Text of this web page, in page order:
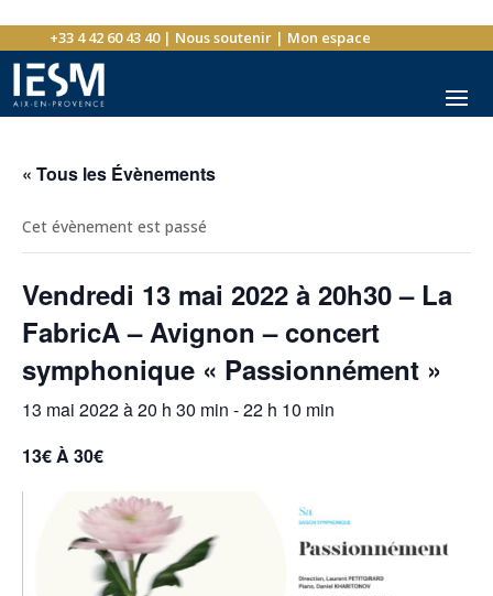
+33 4 42 60 43 40| Nous soutenir| Mon espace
« Tous les Évènements
Cet évènement est passé
Vendredi 13 mai 2022 à 20h30 – La
FabricA – Avignon – concert
symphonique « Passionnément »
13 mai 2022 à 20 h 30 min -22 h 10 min
13€ À 30€